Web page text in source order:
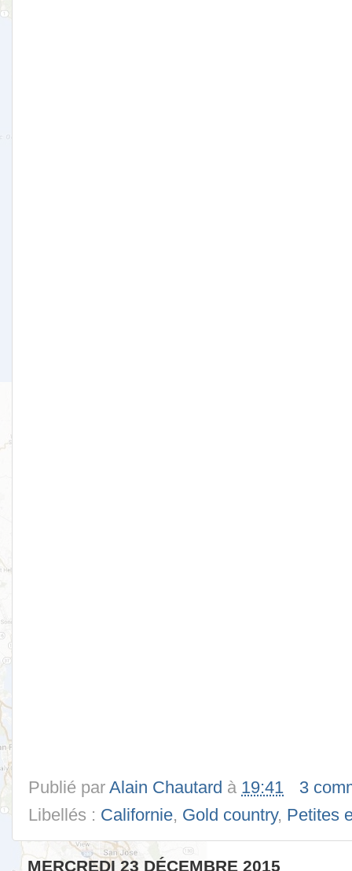
Publié par Alain Chautard à 19:41
3
Libellés : Californie, Gold country, Petites
MERCREDI 23 DÉCEMBRE 2015